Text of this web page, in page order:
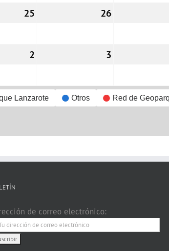
25 2626/11/2026
2 3
Lanzarote Otros Red de
de correo electrónico: